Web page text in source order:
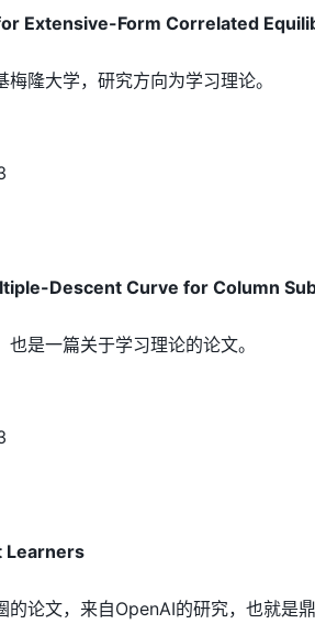
Extensive-Form Correlated
隆大学，研究方向为学习理论。
Descent Curve for Column
是一篇关于学习理论的论文。
Learners
论文，来自OpenAI的研究，也就是